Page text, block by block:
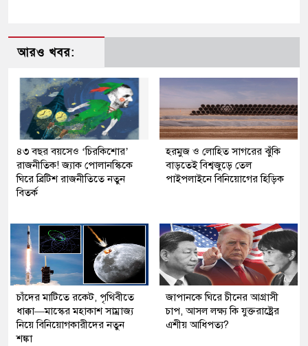
আরও খবর:
৪৩ বছর বয়সেও ‘চিরকিশোর’
রাজনীতিক! জ্যাক পোলানস্কিকে
ঘিরে ব্রিটিশ রাজনীতিতে নতুন
বিতর্ক
হরমুজ ও লোহিত সাগরের ঝুঁকি
বাড়তেই বিশ্বজুড়ে তেল
পাইপলাইনে বিনিয়োগের হিড়িক
চাঁদের মাটিতে রকেট, পৃথিবীতে
ধাক্কা—মাস্কের মহাকাশ সাম্রাজ্য
নিয়ে বিনিয়োগকারীদের নতুন
শঙ্কা
জাপানকে ঘিরে চীনের আগ্রাসী
চাপ, আসল লক্ষ্য কি যুক্তরাষ্ট্রের
এশীয় আধিপত্য?